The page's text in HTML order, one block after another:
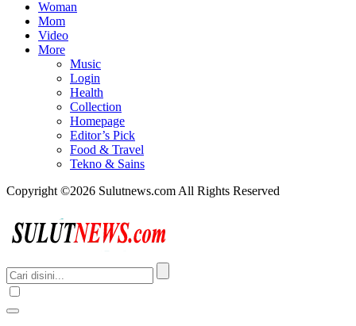
Woman
Mom
Video
More
Music
Login
Health
Collection
Homepage
Editor’s Pick
Food & Travel
Tekno & Sains
Copyright ©2026 Sulutnews.com All Rights Reserved